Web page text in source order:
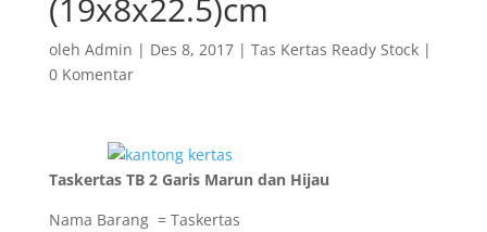
(19x8x22.5)cm
oleh Admin | Des 8, 2017| Tas Kertas Ready Stock|
0 Komentar
Taskertas TB 2 Garis Marun dan Hijau
Nama Barang = Taskertas